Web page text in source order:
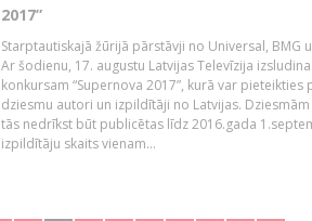
2017”
Starptautiskajā žūrijā pārstāvji no Universal, BMG
Ar šodienu, 17. augustu Latvijas Televīzija
konkursam “Supernova 2017”, kurā var pieteikties
dziesmu autori un izpildītāji no Latvijas.
tās nedrīkst būt publicētas līdz 2016.gada
izpildītāju skaits vienam...